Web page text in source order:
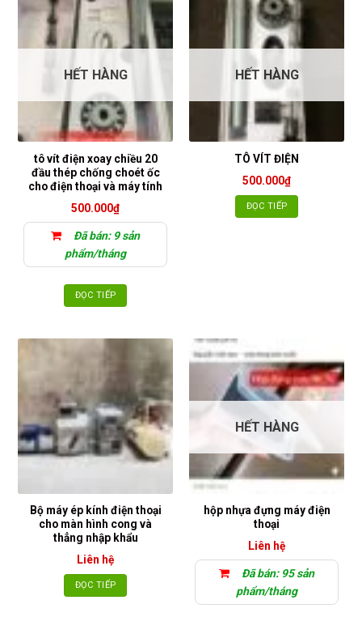
HẾT HÀNG
tô vít điện xoay chiều 20
đầu thép chống choét ốc
cho điện thoại và máy tính
500.000₫
Đã bán: 9 sản
phẩm/tháng
ĐỌC TIẾP
HẾT HÀNG
TÔ VÍT ĐIỆN
500.000₫
ĐỌC TIẾP
Bộ máy ép kính điện thoại
cho màn hình cong và
thẳng nhập khẩu
Liên hệ
ĐỌC TIẾP
HẾT HÀNG
hộp nhựa đựng máy điện
thoại
Liên hệ
Đã bán: 95 sản
phẩm/tháng